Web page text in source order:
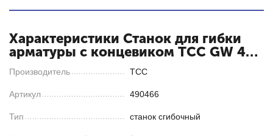
Характеристики Станок для гибки
арматуры с концевиком ТСС GW 42В
(арт. 490466)
Производитель ТСС
Артикул 490466
Тип станок сгибочный